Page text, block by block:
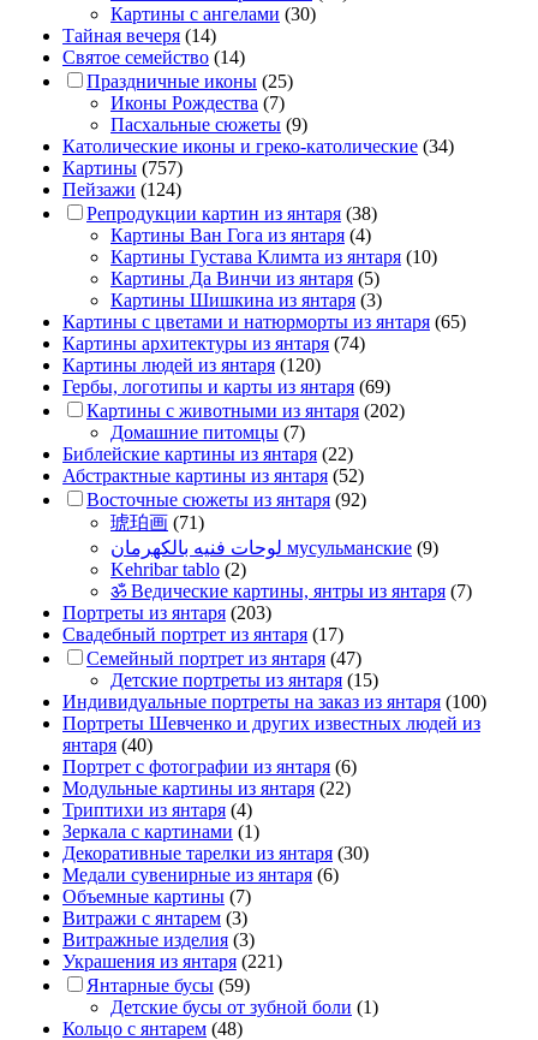
Картины с ангелами (30)
Тайная вечеря (14)
Святое семейство (14)
Праздничные иконы (25)
Иконы Рождества (7)
Пасхальные сюжеты (9)
Католические иконы и греко-католические (34)
Картины (757)
Пейзажи (124)
Репродукции картин из янтаря (38)
Картины Ван Гога из янтаря (4)
Картины Густава Климта из янтаря (10)
Картины Да Винчи из янтаря (5)
Картины Шишкина из янтаря (3)
Картины с цветами и натюрморты из янтаря (65)
Картины архитектуры из янтаря (74)
Картины людей из янтаря (120)
Гербы, логотипы и карты из янтаря (69)
Картины с животными из янтаря (202)
Домашние питомцы (7)
Библейские картины из янтаря (22)
Абстрактные картины из янтаря (52)
Восточные сюжеты из янтаря (92)
琥珀画 (71)
لوحات فنيه بالكهرمان мусульманские (9)
Kehribar tablo (2)
ॐ Ведические картины, янтры из янтаря (7)
Портреты из янтаря (203)
Свадебный портрет из янтаря (17)
Семейный портрет из янтаря (47)
Детские портреты из янтаря (15)
Индивидуальные портреты на заказ из янтаря (100)
Портреты Шевченко и других известных людей из
янтаря (40)
Портрет c фотографии из янтаря (6)
Модульные картины из янтаря (22)
Триптихи из янтаря (4)
Зеркала с картинами (1)
Декоративные тарелки из янтаря (30)
Медали сувенирные из янтаря (6)
Объемные картины (7)
Витражи с янтарем (3)
Витражные изделия (3)
Украшения из янтаря (221)
Янтарные бусы (59)
Детские бусы от зубной боли (1)
Кольцо с янтарем (48)